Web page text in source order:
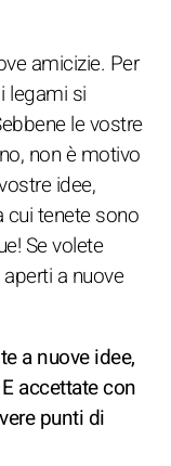
amicizie. Per
legami si
le vostre
non è motivo
idee,
tenete sono
Se volete
a nuove
a nuove idee,
accettate con
punti di